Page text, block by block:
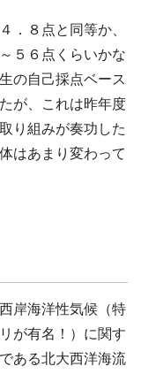
．８点と同等か、
５６点くらいかな
の自己採点ベース
が、これは昨年度
り組みが奏功した
はあまり変わって
岸海洋性気候（特
が有名！）に関す
ある北大西洋海流